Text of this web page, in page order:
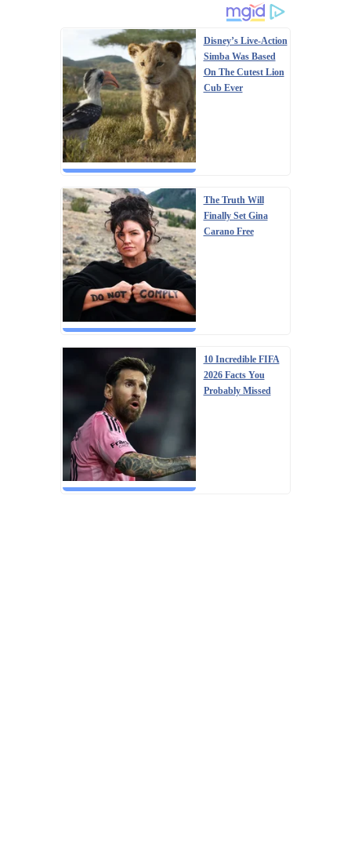
Disney’s Live-Action
Simba Was Based
On The Cutest Lion
Cub Ever
The Truth Will
Finally Set Gina
Carano Free
10 Incredible FIFA
2026 Facts You
Probably Missed